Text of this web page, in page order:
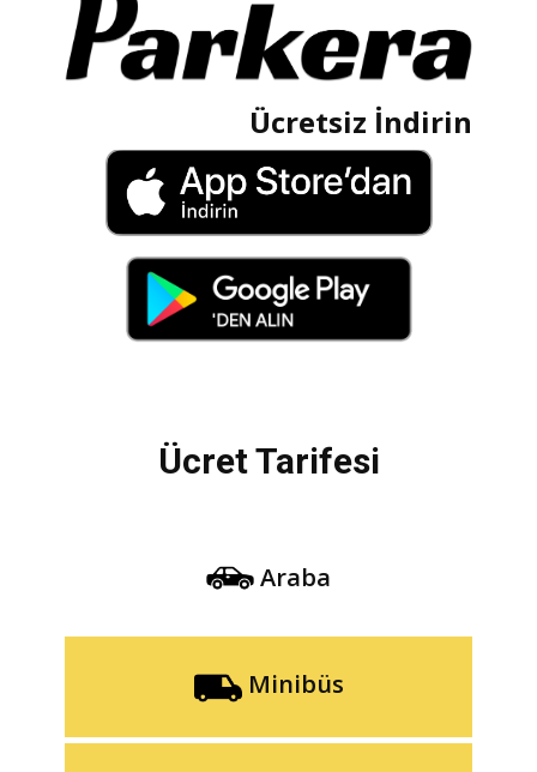
Ücretsiz İndirin
Ücret Tarifesi
Araba
Minibüs